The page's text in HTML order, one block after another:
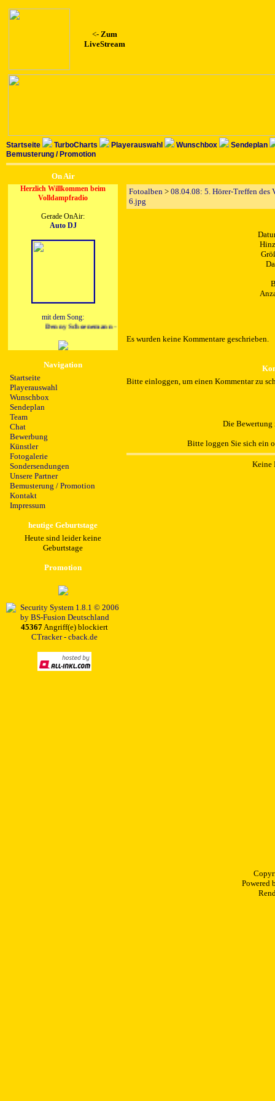
<- Zum
LiveStream
Startseite TurboCharts Playerauswahl Wunschbox
Sendeplan
Bemusterung / Promotion
On Air
Herzlich Willkommen beim
Volldampfradio
Gerade OnAir:
Auto DJ
mit dem Song:
Denny Schoenemann - Hollywood
Navigation
Startseite
Playerauswahl
Wunschbox
Sendeplan
Team
Chat
Bewerbung
Künstler
Fotogalerie
Sondersendungen
Unsere Partner
Bemusterung / Promotion
Kontakt
Impressum
heutige Geburtstage
Heute sind leider keine
Geburtstage
Promotion
45367Angriff(e) blockiert
CTracker - cback.de
Fotoalben > 08.04.08: 5. Hörer-Treffen des
6.jpg
Es wurden keine Kommentare geschrieben.
Bitte einloggen, um einen Kommentar zu
Die
Bitte loggen Sie sich ein
Keine
Powered